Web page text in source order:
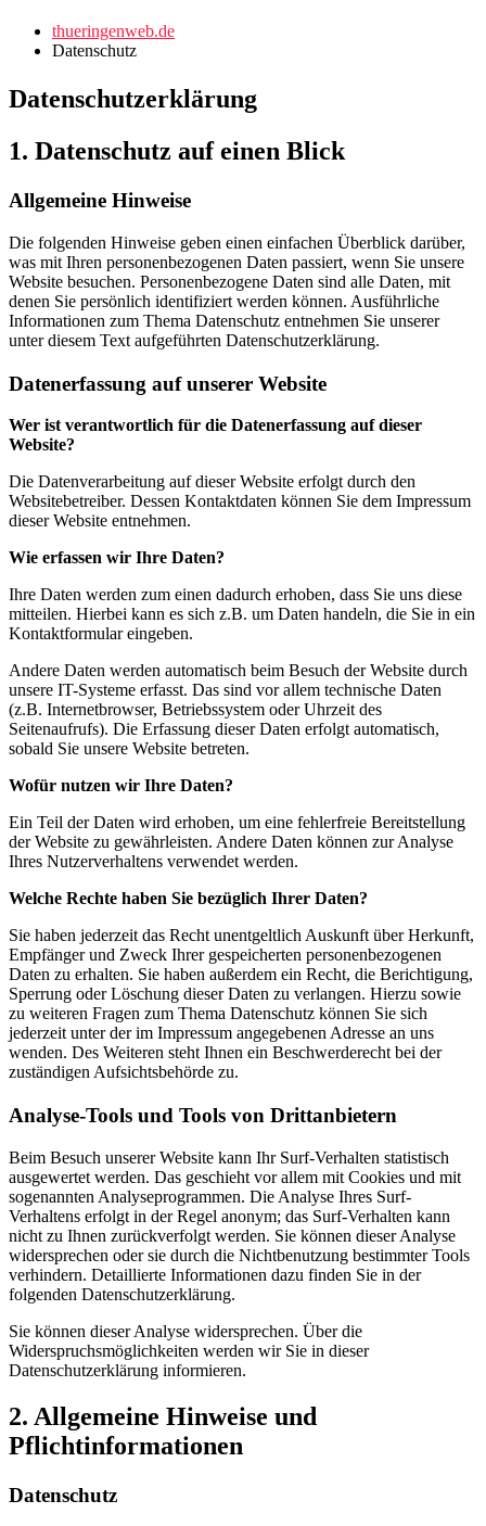
thueringenweb.de
Datenschutz
Datenschutzerklärung
1. Datenschutz auf einen Blick
Allgemeine Hinweise
Die folgenden Hinweise geben einen einfachen Überblick darüber,
was mit Ihren personenbezogenen Daten passiert, wenn Sie unsere
Website besuchen. Personenbezogene Daten sind alle Daten, mit
denen Sie persönlich identifiziert werden können. Ausführliche
Informationen zum Thema Datenschutz entnehmen Sie unserer
unter diesem Text aufgeführten Datenschutzerklärung.
Datenerfassung auf unserer Website
Wer ist verantwortlich für die Datenerfassung auf dieser
Website?
Die Datenverarbeitung auf dieser Website erfolgt durch den
Websitebetreiber. Dessen Kontaktdaten können Sie dem Impressum
dieser Website entnehmen.
Wie erfassen wir Ihre Daten?
Ihre Daten werden zum einen dadurch erhoben, dass Sie uns diese
mitteilen. Hierbei kann es sich z.B. um Daten handeln, die Sie in ein
Kontaktformular eingeben.
Andere Daten werden automatisch beim Besuch der Website durch
unsere IT-Systeme erfasst. Das sind vor allem technische Daten
(z.B. Internetbrowser, Betriebssystem oder Uhrzeit des
Seitenaufrufs). Die Erfassung dieser Daten erfolgt automatisch,
sobald Sie unsere Website betreten.
Wofür nutzen wir Ihre Daten?
Ein Teil der Daten wird erhoben, um eine fehlerfreie Bereitstellung
der Website zu gewährleisten. Andere Daten können zur Analyse
Ihres Nutzerverhaltens verwendet werden.
Welche Rechte haben Sie bezüglich Ihrer Daten?
Sie haben jederzeit das Recht unentgeltlich Auskunft über Herkunft,
Empfänger und Zweck Ihrer gespeicherten personenbezogenen
Daten zu erhalten. Sie haben außerdem ein Recht, die Berichtigung,
Sperrung oder Löschung dieser Daten zu verlangen. Hierzu sowie
zu weiteren Fragen zum Thema Datenschutz können Sie sich
jederzeit unter der im Impressum angegebenen Adresse an uns
wenden. Des Weiteren steht Ihnen ein Beschwerderecht bei der
zuständigen Aufsichtsbehörde zu.
Analyse-Tools und Tools von Drittanbietern
Beim Besuch unserer Website kann Ihr Surf-Verhalten statistisch
ausgewertet werden. Das geschieht vor allem mit Cookies und mit
sogenannten Analyseprogrammen. Die Analyse Ihres Surf-
Verhaltens erfolgt in der Regel anonym; das Surf-Verhalten kann
nicht zu Ihnen zurückverfolgt werden. Sie können dieser Analyse
widersprechen oder sie durch die Nichtbenutzung bestimmter Tools
verhindern. Detaillierte Informationen dazu finden Sie in der
folgenden Datenschutzerklärung.
Sie können dieser Analyse widersprechen. Über die
Widerspruchsmöglichkeiten werden wir Sie in dieser
Datenschutzerklärung informieren.
2. Allgemeine Hinweise und
Pflichtinformationen
Datenschutz